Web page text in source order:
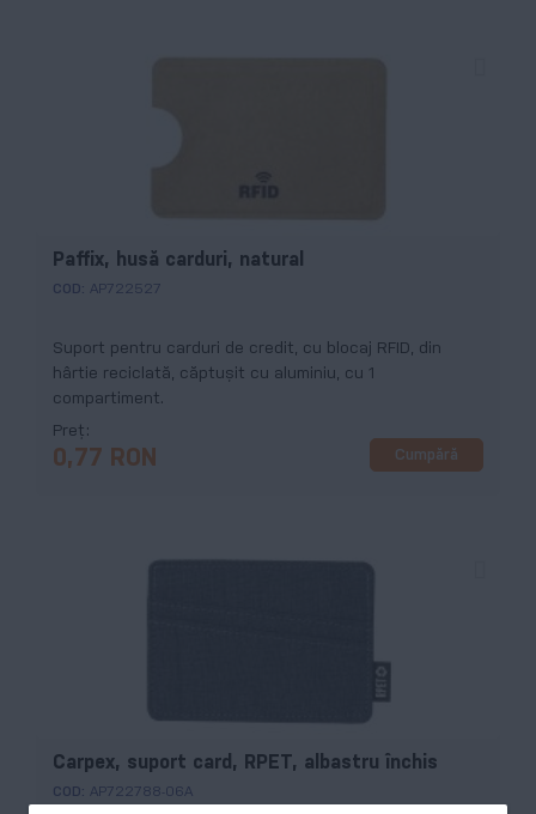
Paffix, husă carduri, natural
COD: AP722527
Suport pentru carduri de credit, cu blocaj RFID, din
hârtie reciclată, căptușit cu aluminiu, cu 1
compartiment.
Preț
0,77 RON Cumpără
Carpex, suport card, RPET, albastru închis
COD: AP722788-06A